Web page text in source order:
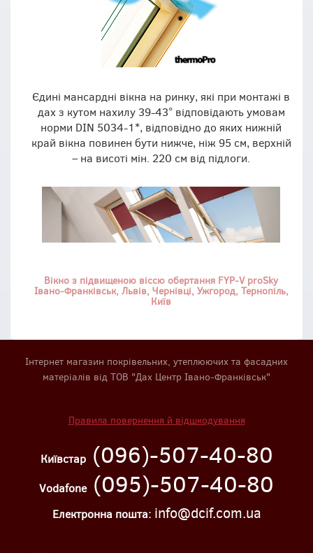
Єдині мансардні вікна на ринку, які при монтажі в
дах з кутом нахилу 39-43° відповідають умовам
норми DIN 5034-1*, відповідно до яких нижній
край вікна повинен бути нижче, ніж 95 см, верхній
– на висоті мін. 220 см від підлоги.
Вікно з підвищеною віссю обертання FYP-V proSky
Івано-Франківськ, Львів, Чернівці, Ужгород, Тернопіль,
Київ
Інтернет магазин покрівельних, утеплюючих та фасадних
матеріалів від ТОВ "Дах Центр Івано-Франківськ"
Правила повернення й відшкодування
Київстар(096)-507-40-80
Vodafone(095)-507-40-80
Електронна пошта:info@dcif.com.ua